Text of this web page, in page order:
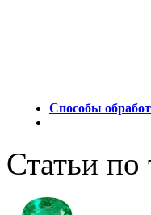
Способы
Статьи по